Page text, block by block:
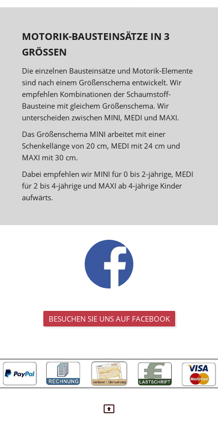
MOTORIK-BAUSTEINSÄTZE IN 3
GRÖSSEN
Die einzelnen Bausteinsätze und Motorik-Elemente
sind nach einem Größenschema entwickelt. Wir
empfehlen Kombinationen der Schaumstoff-
Bausteine mit gleichem Größenschema. Wir
unterscheiden zwischen MINI, MEDI und MAXI.
Das Größenschema MINI arbeitet mit einer
Schenkellänge von 20 cm, MEDI mit 24 cm und
MAXI mit 30 cm.
Dabei empfehlen wir MINI für 0 bis 2-jährige, MEDI
für 2 bis 4-jährige und MAXI ab 4-jährige Kinder
aufwärts.
BESUCHEN SIE UNS AUF FACEBOOK